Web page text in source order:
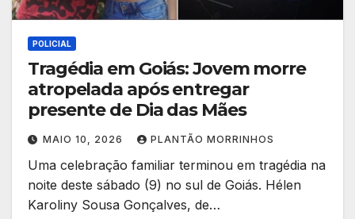
POLICIAL
Tragédia em Goiás: Jovem morre
atropelada após entregar
presente de Dia das Mães
MAIO 10, 2026 PLANTÃO MORRINHOS
Uma celebração familiar terminou em tragédia na
noite deste sábado (9) no sul de Goiás. Hélen
Karoliny Sousa Gonçalves, de…